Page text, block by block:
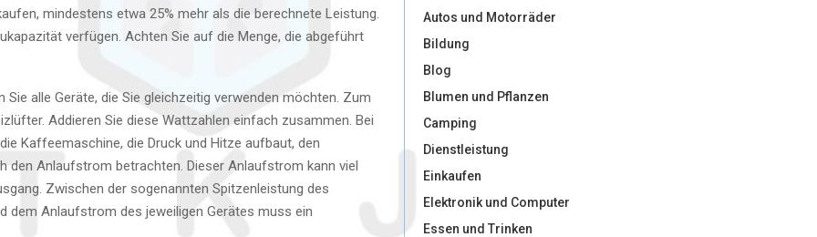
mindestens etwa 25% mehr als die berechnete Leistung.
verfügen. Achten Sie auf die Menge, die abgeführt
Sie alle Geräte, die Sie gleichzeitig verwenden möchten. Zum
Addieren Sie diese Wattzahlen einfach zusammen. Bei
Kaffeemaschine, die Druck und Hitze aufbaut, den
den Anlaufstrom betrachten. Dieser Anlaufstrom kann viel
Zwischen der sogenannten Spitzenleistung des
dem Anlaufstrom des jeweiligen Gerätes muss ein
Autos und Motorräder
Bildung
Blog
Blumen und Pflanzen
Camping
Dienstleistung
Einkaufen
Elektronik und Computer
Essen und Trinken